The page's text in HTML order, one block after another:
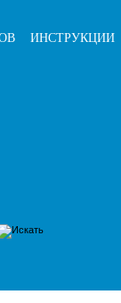
ИНСТРУКЦИИ